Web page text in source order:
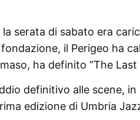
la serata di sabato era
il Perigeo ha
ha definito “The Last
definitivo alle scene,
edizione di Umbria